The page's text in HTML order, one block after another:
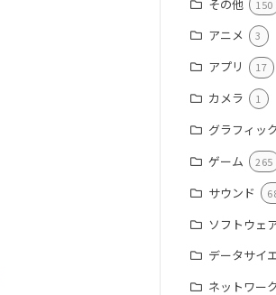
その他 150
アニメ 3
アプリ 17
カメラ 1
グラフィッ
ゲーム 265
サウンド
ソフトウェ
データサイ
ネットワー